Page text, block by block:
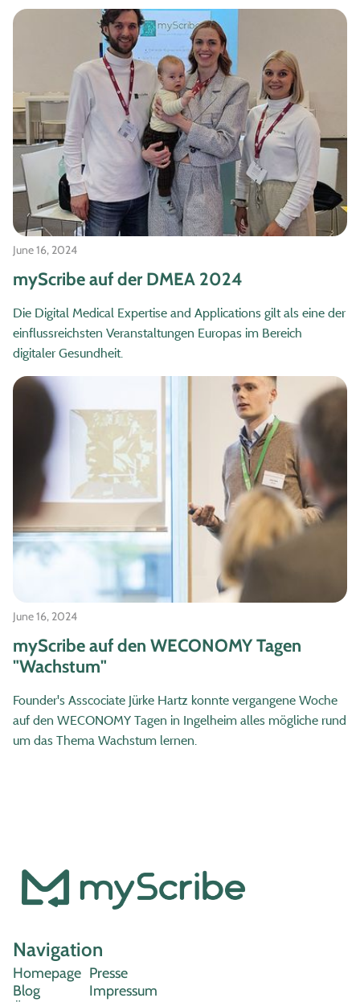
June 16, 2024
myScribe auf der DMEA 2024
Die Digital Medical Expertise and Applications gilt als eine der
einflussreichsten Veranstaltungen Europas im Bereich
digitaler Gesundheit.
June 16, 2024
myScribe auf den WECONOMY Tagen
"Wachstum"
Founder's Asscociate Jürke Hartz konnte vergangene Woche
auf den WECONOMY Tagen in Ingelheim alles mögliche rund
um das Thema Wachstum lernen.
Navigation
Homepage
Blog
Presse
Impressum